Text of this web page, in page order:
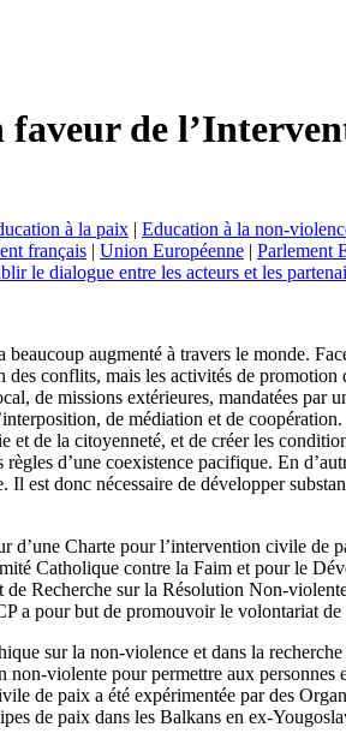
faveur de
à la paix | Education à la non-
français | Union Européenne | Parlement
le dialogue entre les acteurs et les
augmenté à travers le monde.
conflits, mais les activités de
de missions extérieures, mandatées
de médiation et de
de la citoyenneté, et de créer les
d’une coexistence pacifique. En
Il est donc nécessaire de développer
Charte pour l’intervention civile de
Catholique contre la Faim et pour le
Recherche sur la Résolution Non-
a pour but de promouvoir le volontariat
sur la non-violence et dans la
violente pour permettre aux
de paix a été expérimentée par des
de paix dans les Balkans en ex-